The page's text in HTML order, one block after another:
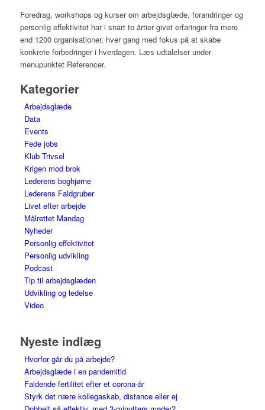
Foredrag, workshops og kurser om arbejdsglæde, forandringer og
personlig effektivitet har i snart to årtier givet erfaringer fra mere
end 1200 organisationer, hver gang med fokus på at skabe
konkrete forbedringer i hverdagen. Læs udtalelser under
menupunktet Referencer.
Kategorier
Arbejdsglæde
Data
Events
Fede jobs
Klub Trivsel
Krigen mod brok
Lederens boghjørne
Lederens Faldgruber
Livet efter arbejde
Målrettet Mandag
Nyheder
Personlig effektivitet
Personlig udvikling
Podcast
Tip til arbejdsglæden
Udvikling og ledelse
Video
Nyeste indlæg
Hvorfor går du på arbejde?
Arbejdsglæde i en pandemitid
Faldende fertilitet efter et corona-år
Styrk det nære kollegaskab, distance eller ej